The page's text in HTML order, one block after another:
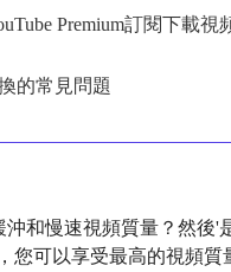
Premium訂閱下載視
的常見問題
沖和慢速視頻質量？然
，您可以享受最高的視頻質